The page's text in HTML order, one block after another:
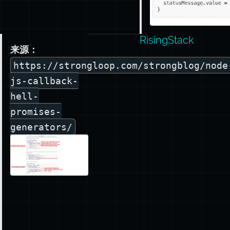
来源：
https://strongloop.com/strongblog/
js-callback-
hell-
promises-
generators/
RisingStack